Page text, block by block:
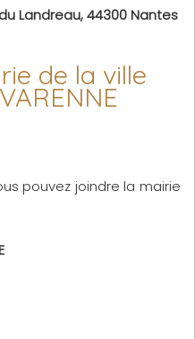
Landreau, 44300 Nantes
de la ville
pouvez joindre la mairie